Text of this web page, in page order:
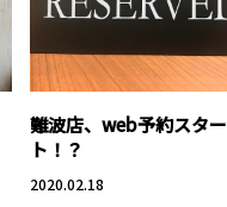
難波店、web予約スター
ト！？
2020.02.18